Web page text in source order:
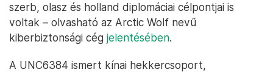
szerb, olasz és holland diplomáciai célpontjai is
voltak – olvasható az Arctic Wolf nevű
kiberbiztonsági cég jelentésében.
A UNC6384 ismert kínai hekkercsoport,